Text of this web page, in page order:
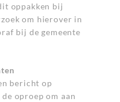
oppakken bij
om hierover in
bij de gemeente
bericht op
oproep om aan